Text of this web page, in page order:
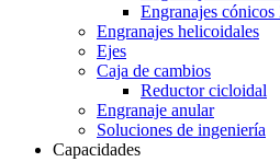
Engranajes cónicos
Engranajes helicoidales
Ejes
Caja de cambios
Reductor cicloidal
Engranaje anular
Soluciones de ingeniería
Capacidades